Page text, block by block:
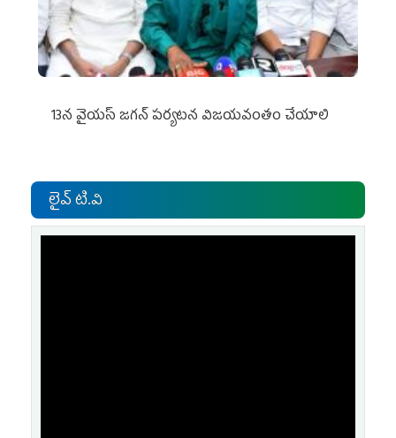
13న వైయస్‌ జగన్‌ పర్యటన విజయవంతం చేయాలి
లైవ్ టి.వి